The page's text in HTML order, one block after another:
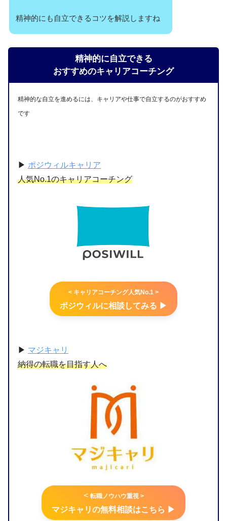
精神的にも自立できるコツを解説しますね
精神的に自立できる
おすすめのキャリアコーチング
精神的な自立を進めるには、キャリアや仕事で自立するのがおすすめ
です
▶︎ ポジウィルキャリア
人気No.1のキャリアコーチング
< キャリアコーチング人気No.1 >
ポジウィルに相談してみる ▶︎
▶︎ マジキャリ
納得の転職を目指す人へ
< 転職ノウハウ重視 >
マジキャリの無料相談はこちら ▶︎